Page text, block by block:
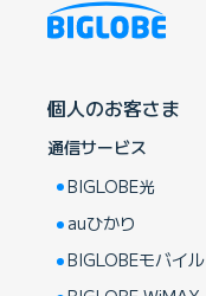
個人のお客さま
通信サービス
BIGLOBE光
auひかり
BIGLOBEモバイル